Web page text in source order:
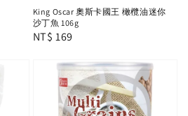
King Oscar 奧斯卡國王 橄欖油迷你
沙丁魚 106g
Regular
NT$ 169